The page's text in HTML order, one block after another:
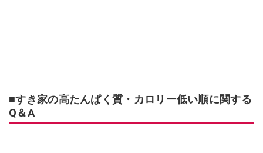
■すき家の高たんぱく質・カロリー低い順に関する
Q＆A